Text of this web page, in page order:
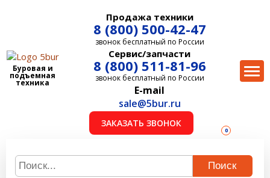
Буровая и
подъемная
техника
Продажа техники
8 (800) 500-42-47
звонок бесплатный по России
Сервис/запчасти
8 (800) 511-81-96
звонок бесплатный по России
E-mail
sale@5bur.ru
ЗАКАЗАТЬ ЗВОНОК
0
Поиск